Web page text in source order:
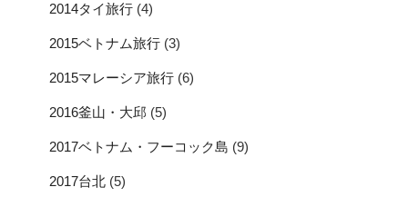
2014タイ旅行 (4)
2015ベトナム旅行 (3)
2015マレーシア旅行 (6)
2016釜山・大邱 (5)
2017ベトナム・フーコック島 (9)
2017台北 (5)